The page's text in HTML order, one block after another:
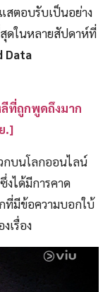
สตอบรับเป็นอย่าง
ดในหลายสัปดาห์ที่
Data
ลีที่ถูกพูดถึงมาก
.]
กบนโลกออนไลน์
งได้มีการคาด
ที่มีข้อความบอกใบ้
เรื่อง